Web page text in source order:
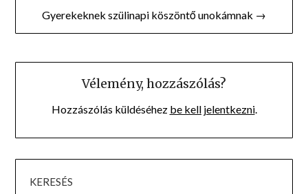
Gyerekeknek szülinapi köszöntő unokámnak →
Vélemény, hozzászólás?
Hozzászólás küldéséhez be kell jelentkezni.
KERESÉS